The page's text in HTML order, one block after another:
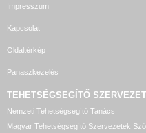
Impresszum
Kapcsolat
Oldaltérkép
Panaszkezelés
TEHETSÉGSEGÍTŐ
Nemzeti Tehetségsegítő Tanács
Magyar Tehetségsegítő Szervezetek